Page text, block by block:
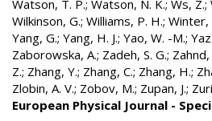
Watson, T. P.; Watson, N. K.; Ws, Z.;
Wilkinson, G.; Williams, P. H.; Winter,
Yang, G.; Yang, H. J.; Yao, W. -M.;
Zaborowska, A.; Zadeh, S. G.; Zahnd,
Z.; Zhang, Y.; Zhang, C.; Zhang, H.;
Zlobin, A. V.; Zobov, M.; Zupan, J.;
European Physical Journal -